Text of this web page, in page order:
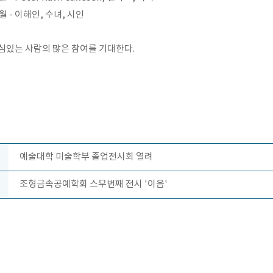
- 이해인, 수녀, 시인
있는 사람의 많은 참여를 기대한다.
예술대학 미술학부 졸업전시회 열려
조형금속공예학회 스무번째 전시 '이음'